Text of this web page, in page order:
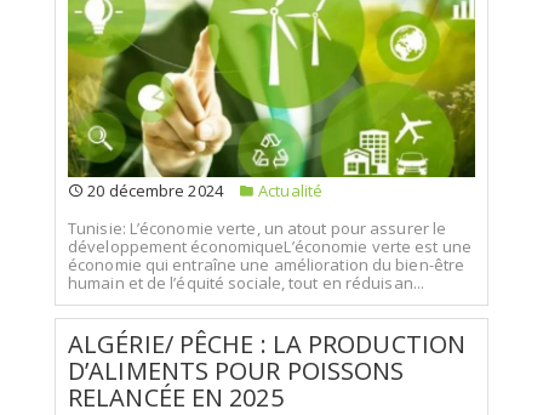
20 décembre 2024
Actualité
Tunisie: L’économie verte, un atout pour assurer le
développement économiqueL’économie verte est une
économie qui entraîne une amélioration du bien-être
humain et de l’équité sociale, tout en réduisan...
ALGÉRIE/ PÊCHE : LA PRODUCTION
D’ALIMENTS POUR POISSONS
RELANCÉE EN 2025